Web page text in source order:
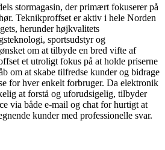
stormagasin, der primært fokuserer på
Teknikproffset er aktiv i hele Norden
herunder højkvalitets
sportsudstyr og
om at tilbyde en bred vifte af
et utroligt fokus på at holde priserne
om at skabe tilfredse kunder og bidrage
for hver enkelt forbruger. Da elektronik
at forstå og uforudsigelig, tilbyder
via både e-mail og chat for hurtigt at
kunder med professionelle svar.